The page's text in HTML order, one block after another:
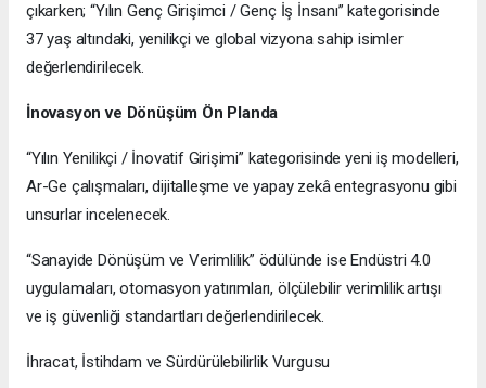
çıkarken; “Yılın Genç Girişimci / Genç İş İnsanı” kategorisinde
37 yaş altındaki, yenilikçi ve global vizyona sahip isimler
değerlendirilecek.
İnovasyon ve Dönüşüm Ön Planda
“Yılın Yenilikçi / İnovatif Girişimi” kategorisinde yeni iş modelleri,
Ar-Ge çalışmaları, dijitalleşme ve yapay zekâ entegrasyonu gibi
unsurlar incelenecek.
“Sanayide Dönüşüm ve Verimlilik” ödülünde ise Endüstri 4.0
uygulamaları, otomasyon yatırımları, ölçülebilir verimlilik artışı
ve iş güvenliği standartları değerlendirilecek.
İhracat, İstihdam ve Sürdürülebilirlik Vurgusu